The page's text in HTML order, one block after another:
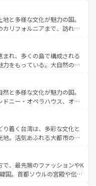
イスならではのユニークな
けでなく町歩きも満喫する
いため物価も高いが、旅行
ともできる。 なお、新
一覧 を参照してほしい。
と多様な文化が魅力の国。
リフォルニアまで、訪れる
ョッピング、エンターテイ
ポットだ。一方、アメリカ
ンドキャニオンやイエロー
楽と美食が融合した独特の
の各地域で異なる魅力を楽
な歴史を感じることができ
アメリカ
してほしい。
れ、多くの島で構成される
をもっている。大自然の神
番の観光地といえばオアフ
らマウイ島やカウアイ島が
に輝く海をはじめ、豊かな
々を迎えてくれるハワイの
やハワイアンミュージッ
すべてがハワイの魅力を彩
イ情報
ほしい。
と多様な文化が魅力の国。
ニー・オペラハウス、オー
えるウルル（エアーズロッ
林やケアンズの熱帯雨林な
、カフェやワイン、オージ
ており、サーフィンやダイ
トドア好きにはたまらな
魅力を存分に味わいつくそ
着く台湾は、多彩な文化と
。活気あふれる大都市の台
台湾東部など、都市の喧騒
、訪れる人に新しい発見と
、奥深い台湾の食文化も魅
、最先端のファッションやK
国。首都ソウルの宮殿や伝統